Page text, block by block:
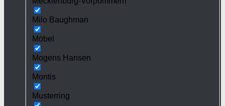
Milo Baughman
Möbel
Mogens Hansen
Montis
Musterring